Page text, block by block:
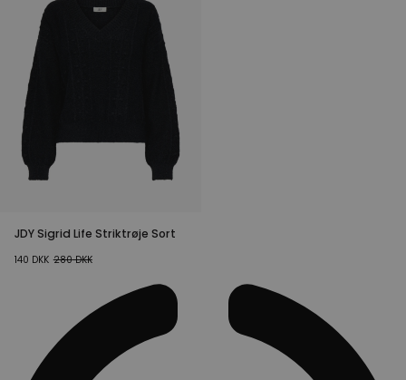
JDY Sigrid Life Striktrøje Sort
140 DKK 280DKK